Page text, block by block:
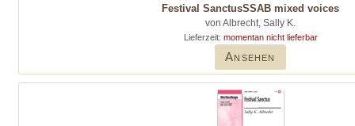
Festival SanctusSSAB mixed voices
von Albrecht, Sally K.
Lieferzeit: momentan nicht lieferbar
Ansehen